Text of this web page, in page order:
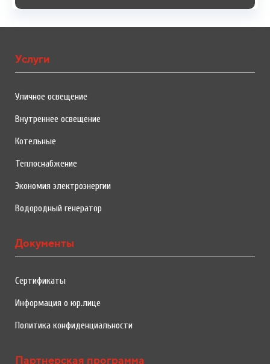
Услуги
Уличное освещение
Внутреннее освещение
Котельные
Теплоснабжение
Экономия электроэнергии
Водородный генератор
Документы
Сертификаты
Информация о юр.лице
Политика конфиденциальности
Партнерская программа